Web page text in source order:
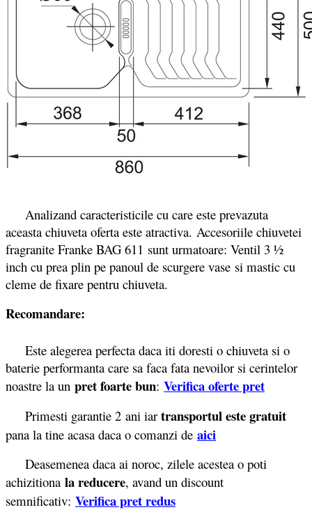
Analizand caracteristicile cu care este prevazuta
aceasta chiuveta oferta este atractiva. Accesoriile chiuvetei
fragranite Franke BAG 611 sunt urmatoare: Ventil 3 ½
inch cu prea plin pe panoul de scurgere vase si mastic cu
cleme de fixare pentru chiuveta.
Recomandare:
Este alegerea perfecta daca iti doresti o chiuveta si o
baterie performanta care sa faca fata nevoilor si cerintelor
noastre la un pret foarte bun: Verifica oferte pret
Primesti garantie 2 ani iar transportul este gratuit
pana la tine acasa daca o comanzi de aici
Deasemenea daca ai noroc, zilele acestea o poti
achizitiona la reducere, avand un discount
semnificativ: Verifica pret redus